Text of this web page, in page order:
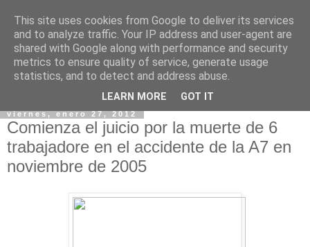
viernes, enero 27, 2012
Comienza el juicio por la muerte de 6
trabajadore en el accidente de la A7 en
noviembre de 2005
This site uses cookies from Google to deliver its services
and to analyze traffic. Your IP address and user-agent are
shared with Google along with performance and security
metrics to ensure quality of service, generate usage
statistics, and to detect and address abuse.
LEARN MORE GOT IT